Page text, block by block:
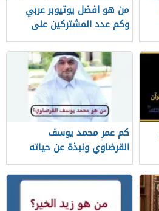
من هو افضل يوتيوبر عربي
وكم عدد المشتركين على
قناته الرسمية
كم عمر محمد يوسف
القرضاوي ونبذة عن حياته